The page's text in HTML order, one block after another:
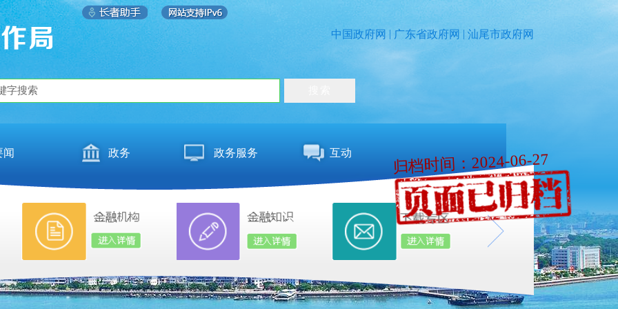
归档时间：2024-06-27
中国政府网 | 广东省政府网 | 汕尾市政府网
闻 政务 政务服务 互动